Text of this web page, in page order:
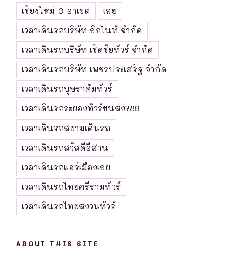
เชียงใหม่-3-อาเขต
เลย
เวลาเดินรถบริษัท ลิกไนท์ จำกัด
เวลาเดินรถบริษัท เชิดชัยทัวร์ จำกัด
เวลาเดินรถบริษัท เพชรประเสริฐ จำกัด
เวลาเดินรถบุษราคัมทัวร์
เวลาเดินรถระยองทัวร์ขนส่ง789
เวลาเดินรถสยามเดินรถ
เวลาเดินรถสวัสดีอีสาน
เวลาเดินรถแอร์เมืองเลย
เวลาเดินรถไทยศรีรามทัวร์
เวลาเดินรถไทยสงวนทัวร์
ABOUT THIS SITE